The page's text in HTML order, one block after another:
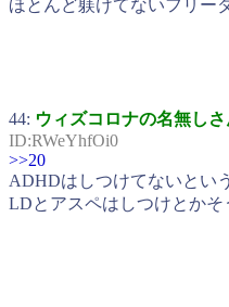
ほとんど躾けてないフリー
44: ウィズコロナの名無しさ
ID:RWeYhfOi0
>>20
ADHDはしつけてないとい
LDとアスペはしつけとか